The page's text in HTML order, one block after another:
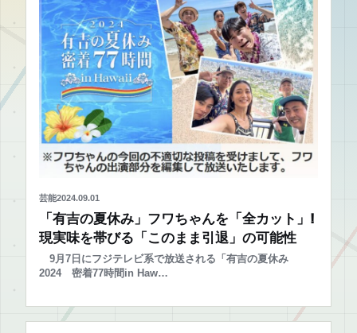
芸能2024.09.01
「有吉の夏休み」フワちゃんを「全カット」!
現実味を帯びる「このまま引退」の可能性
9月7日にフジテレビ系で放送される「有吉の夏休み
2024 密着77時間in Haw…